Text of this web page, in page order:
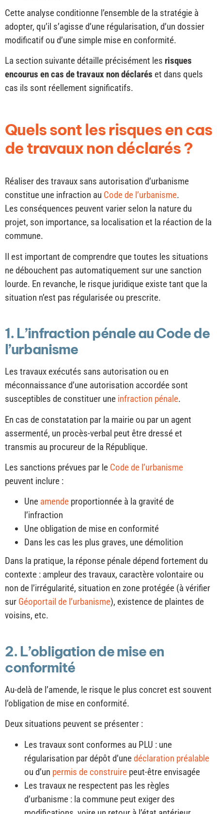
Cette analyse conditionne l’ensemble de la stratégie à
adopter, qu’il s’agisse d’une régularisation, d’un dossier
modificatif ou d’une simple mise en conformité.
La section suivante détaille précisément les risques
encourus en cas de travaux non déclarés et dans quels
cas ils sont réellement significatifs.
Quels sont les risques en cas
de travaux non déclarés ?
Réaliser des travaux sans autorisation d’urbanisme
constitue une infraction au Code de l’urbanisme.
Les conséquences peuvent varier selon la nature du
projet, son importance, sa localisation et la réaction de la
commune.
Il est important de comprendre que toutes les situations
ne débouchent pas automatiquement sur une sanction
lourde. En revanche, le risque juridique existe tant que la
situation n’est pas régularisée ou prescrite.
1. L’infraction pénale au Code de
l’urbanisme
Les travaux exécutés sans autorisation ou en
méconnaissance d’une autorisation accordée sont
susceptibles de constituer une infraction pénale.
En cas de constatation par la mairie ou par un agent
assermenté, un procès-verbal peut être dressé et
transmis au procureur de la République.
Les sanctions prévues par le Code de l’urbanisme
peuvent inclure :
Une amende proportionnée à la gravité de
l’infraction
Une obligation de mise en conformité
Dans les cas les plus graves, une démolition
Dans la pratique, la réponse pénale dépend fortement du
contexte : ampleur des travaux, caractère volontaire ou
non de l’irrégularité, situation en zone protégée (à vérifier
sur Géoportail de l’urbanisme), existence de plaintes de
voisins, etc.
2. L’obligation de mise en
conformité
Au-delà de l’amende, le risque le plus concret est souvent
l’obligation de mise en conformité.
Deux situations peuvent se présenter :
Les travaux sont conformes au PLU : une
régularisation par dépôt d’unedéclaration préalable
ou d’un permis de construire peut-être envisagée
Les travaux ne respectent pas les règles
d’urbanisme : la commune peut exiger des